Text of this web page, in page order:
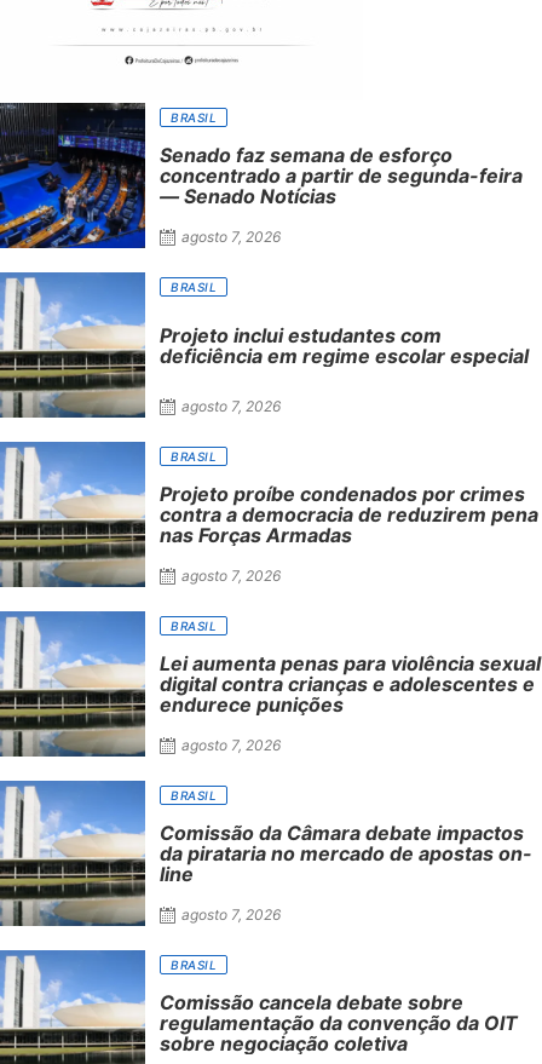
BRASIL
Senado faz semana de esforço
concentrado a partir de segunda-feira
— Senado Notícias
agosto 7, 2026
BRASIL
Projeto inclui estudantes com
deficiência em regime escolar especial
agosto 7, 2026
BRASIL
Projeto proíbe condenados por crimes
contra a democracia de reduzirem pena
nas Forças Armadas
agosto 7, 2026
BRASIL
Lei aumenta penas para violência sexual
digital contra crianças e adolescentes e
endurece punições
agosto 7, 2026
BRASIL
Comissão da Câmara debate impactos
da pirataria no mercado de apostas on-
line
agosto 7, 2026
BRASIL
Comissão cancela debate sobre
regulamentação da convenção da OIT
sobre negociação coletiva